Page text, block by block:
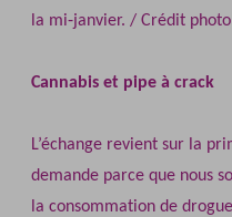
la mi‐janvier. / Crédit
Cannabis et pipe à crack
L’échange revient sur la
demande parce que nous
la consommation de